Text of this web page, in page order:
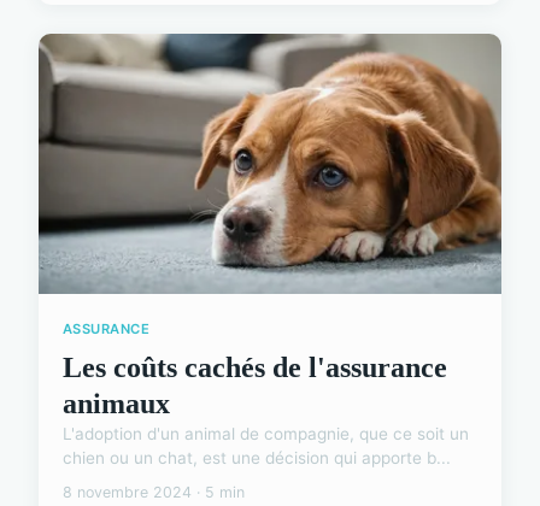
ASSURANCE
Les coûts cachés de l'assurance
animaux
L'adoption d'un animal de compagnie, que ce soit un
chien ou un chat, est une décision qui apporte b...
8 novembre 2024 · 5 min